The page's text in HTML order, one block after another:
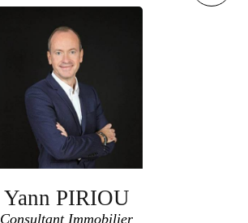
Yann PIRIOU
Consultant Immobilier